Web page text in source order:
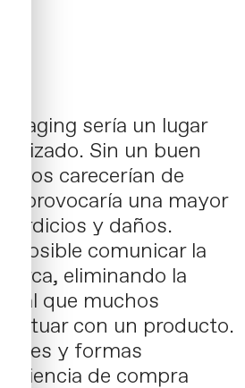
sería un lugar
Sin un buen
carecerían de
provocaría una mayor
y daños.
comunicar la
eliminando la
que muchos
con un producto.
y formas
de compra